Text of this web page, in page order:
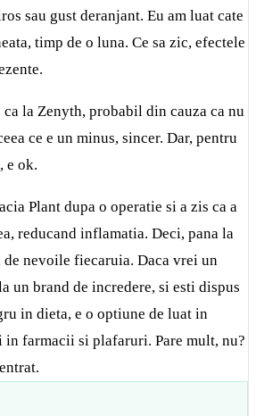
sau gust deranjant. Eu am luat cate
timp de o luna. Ce sa zic, efectele
la Zenyth, probabil din cauza ca nu
ce e un minus, sincer. Dar, pentru
e ok.
Plant dupa o operatie si a zis ca a
reducand inflamatia. Deci, pana la
nevoile fiecaruia. Daca vrei un
un brand de incredere, si esti dispus
in dieta, e o optiune de luat in
in farmacii si plafaruri. Pare mult, nu?